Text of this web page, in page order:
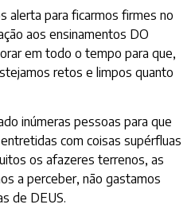
alerta para ficarmos firmes no
aos ensinamentos DO
em todo o tempo para que,
retos e limpos quanto
inúmeras pessoas para que
com coisas supérfluas
os afazeres terrenos, as
a perceber, não gastamos
de DEUS.